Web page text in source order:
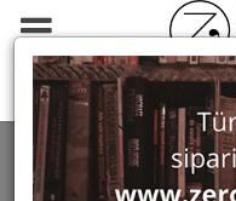
Monographs Turcology
TURCOLOGY